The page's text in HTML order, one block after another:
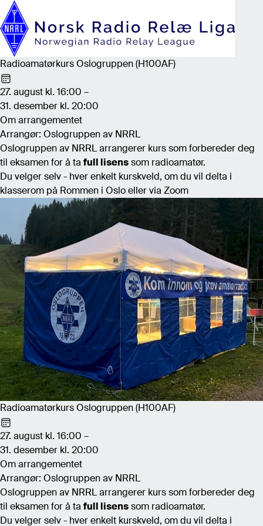
Radioamatørkurs Oslogruppen (H100AF)
27. august kl. 16:00 –
31. desember kl. 20:00
Om arrangementet
Arrangør: Oslogruppen av NRRL
Oslogruppen av NRRL arrangerer kurs som forbereder deg
til eksamen for å ta full lisenssom radioamatør.
Du velger selv - hver enkelt kurskveld, om du vil delta i
klasserom på Rommen i Oslo eller via Zoom
Radioamatørkurs Oslogruppen (H100AF)
27. august kl. 16:00 –
31. desember kl. 20:00
Om arrangementet
Arrangør: Oslogruppen av NRRL
Oslogruppen av NRRL arrangerer kurs som forbereder deg
til eksamen for å ta full lisenssom radioamatør.
Du velger selv - hver enkelt kurskveld, om du vil delta i